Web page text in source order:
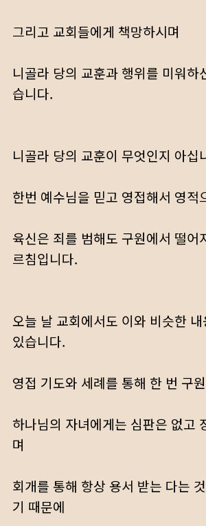
그리고 교회들에게 책망하시며
니골라 당의 교훈과 행위를 미워하
습니다.
니골라 당의 교훈이 무엇인지 아십
한번 예수님을 믿고 영접해서 영적
육신은 죄를 범해도 구원에서 떨어
르침입니다.
오늘 날 교회에서도 이와 비슷한
있습니다.
영접 기도와 세례를 통해 한 번 구
하나님의 자녀에게는 심판은 없고
며
회개를 통해 항상 용서 받는 다는
기 때문에